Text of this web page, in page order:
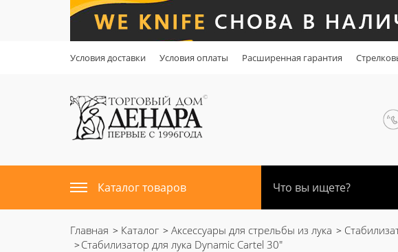
Условия доставки Условия оплаты Расширенная гарантия
Каталог товаров
Главная Каталог Аксессуары для стрельбы из лука
Стабилизатор для лука Dynamic Cartel 30"